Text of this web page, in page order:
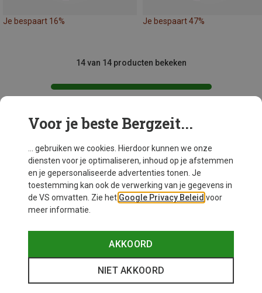
Je bespaart 16% Je bespaart 47%
14 van 14 producten bekeken
Mogelijk interessant voor je
Voor je beste Bergzeit...
... gebruiken we cookies. Hierdoor kunnen we onze
diensten voor je optimaliseren, inhoud op je afstemmen
en je gepersonaliseerde advertenties tonen. Je
toestemming kan ook de verwerking van je gegevens in
de VS omvatten. Zie het Google Privacy Beleid voor
meer informatie.
AKKOORD
NIET AKKOORD